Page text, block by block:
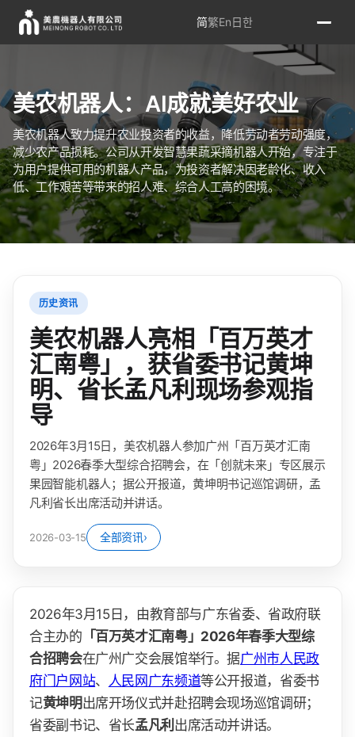
简繁En日한
美农机器人：AI成就美好农业
美农机器人致力提升农业投资者的收益，降低劳动者劳动强度，
减少农产品损耗。公司从开发智慧果蔬采摘机器人开始，专注于
为用户提供可用的机器人产品，为投资者解决因老龄化、收入
低、工作艰苦等带来的招人难、综合人工高的困境。
历史资讯
美农机器人亮相「百万英才
汇南粤」，获省委书记黄坤
明、省长孟凡利现场参观指
导
2026年3月15日，美农机器人参加广州「百万英才汇南
粤」2026春季大型综合招聘会，在「创就未来」专区展示
果园智能机器人；据公开报道，黄坤明书记巡馆调研，孟
凡利省长出席活动并讲话。
2026-03-15 全部资讯›
2026年3月15日，由教育部与广东省委、省政府联
合主办的 「百万英才汇南粤」2026年春季大型综
合招聘会在广州广交会展馆举行。据广州市人民政
府门户网站、 人民网广东频道等公开报道，省委书
记黄坤明出席开场仪式并赴招聘会现场巡馆调研；
省委副书记、省长孟凡利 出席活动并讲话。